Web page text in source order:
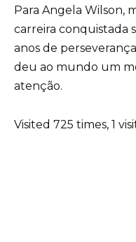
Para Angela Wilson,
carreira conquistada
anos de
deu ao mundo um
atenção.
Visited 725 times, 1